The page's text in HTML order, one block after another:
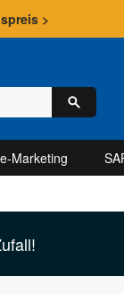
>
Marketing